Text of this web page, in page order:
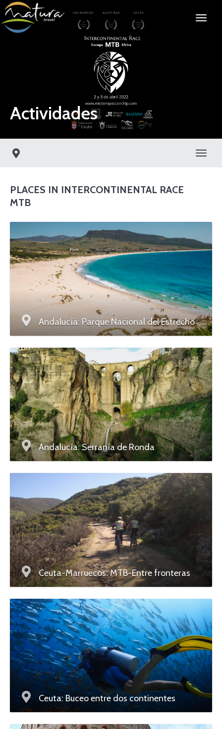
Actividades
PLACES IN INTERCONTINENTAL RACE
MTB
Andalucía: Parque Nacional del Estrecho
Andalucía: Serranía de Ronda
Ceuta-Marruecos: MTB-Entre fronteras
Ceuta: Buceo entre dos continentes